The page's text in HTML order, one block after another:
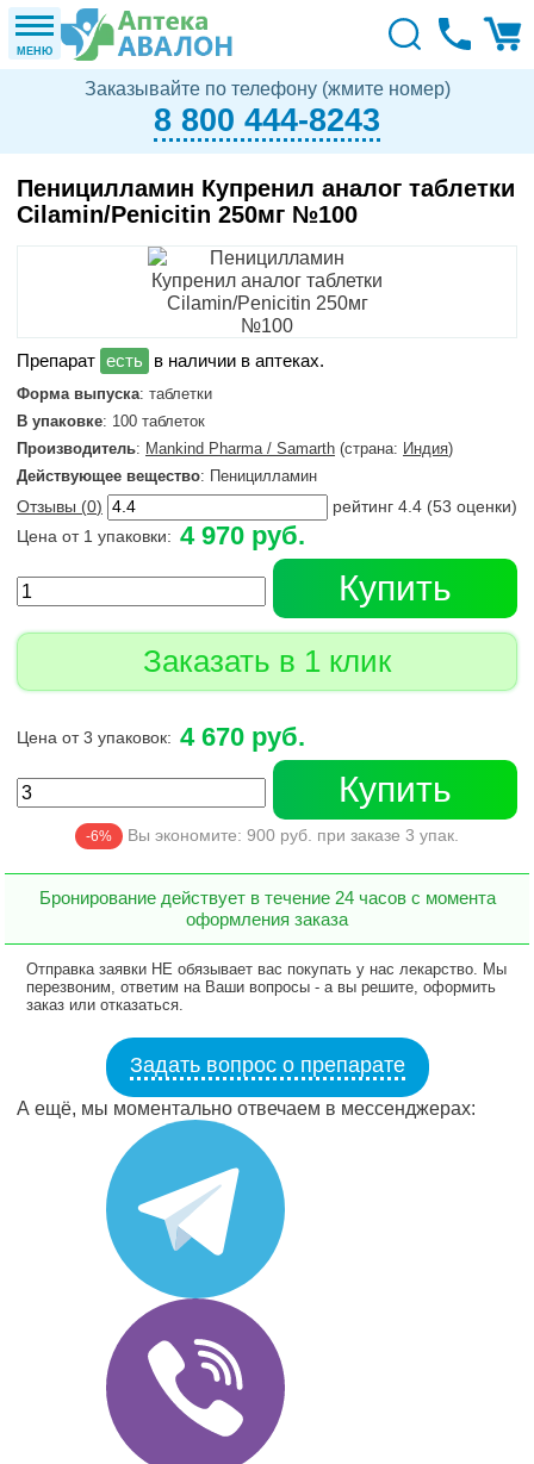
МЕНЮ
Заказывайте по телефону (жмите номер)
8 800 444-8243
Пеницилламин Купренил аналог таблетки
Cilamin/Penicitin 250мг №100
в наличии в аптеках.
Форма выпуска: таблетки
В упаковке: 100 таблеток
Производитель: Mankind Pharma / Samarth (страна: Индия)
Действующее вещество: Пеницилламин
Отзывы (0) рейтинг 4.4 (53 оценки)
Цена от 1 упаковки: 4 970 руб.
Купить
Заказать в 1 клик
Цена от 3 упаковок: 4 670 руб.
Купить
-6% Вы экономите: 900 руб. при заказе 3 упак.
Бронирование действует в течение 24 часов с момента
оформления заказа
Отправка заявки НЕ обязывает вас покупать у нас лекарство. Мы
перезвоним, ответим на Ваши вопросы - а вы решите, оформить
заказ или отказаться.
Задать вопрос о препарате
А ещё, мы моментально отвечаем в мессенджерах: